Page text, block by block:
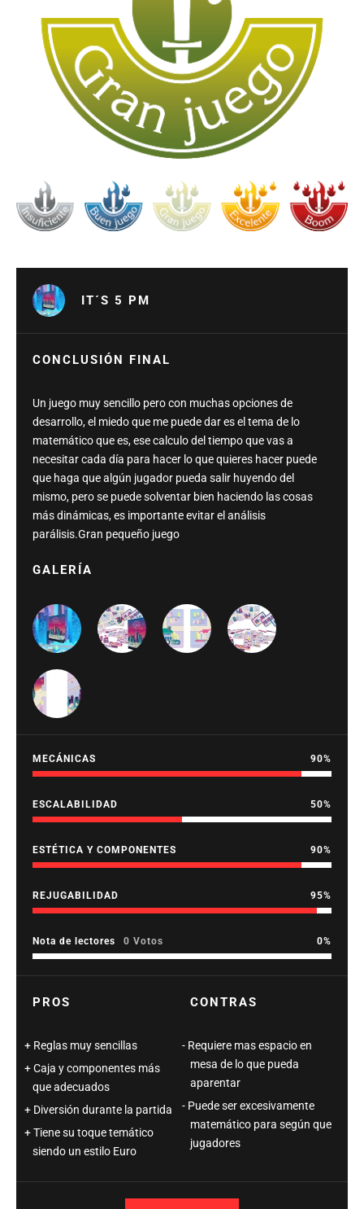
IT´S 5 PM
CONCLUSIÓN FINAL
Un juego muy sencillo pero con muchas opciones de
desarrollo, el miedo que me puede dar es el tema de lo
matemático que es, ese calculo del tiempo que vas a
necesitar cada día para hacer lo que quieres hacer puede
que haga que algún jugador pueda salir huyendo del
mismo, pero se puede solventar bien haciendo las cosas
más dinámicas, es importante evitar el análisis
parálisis.Gran pequeño juego
MECÁNICAS 90
ESCALABILIDAD 50
ESTÉTICA Y COMPONENTES 90
REJUGABILIDAD 95
Nota de lectores 0 Votos 0
PROS
Reglas muy sencillas
Caja y componentes más
que adecuados
Diversión durante la partida
Tiene su toque temático
siendo un estilo Euro
CONTRAS
Requiere mas espacio en
mesa de lo que pueda
aparentar
Puede ser excesivamente
matemático para según que
jugadores
GALERÍA